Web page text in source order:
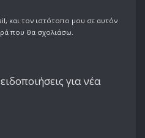
και τον ιστότοπο μου σε αυτόν
που θα σχολιάσω.
για νέα